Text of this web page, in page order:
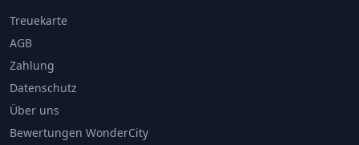
Treuekarte
AGB
Zahlung
Datenschutz
Über uns
Bewertungen WonderCity